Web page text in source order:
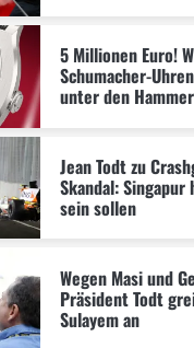
5 Millionen Euro!
Schumacher-
unter den Hammer
Jean Todt zu
Skandal:
sein sollen
Wegen Masi und
Präsident Todt
Sulayem an